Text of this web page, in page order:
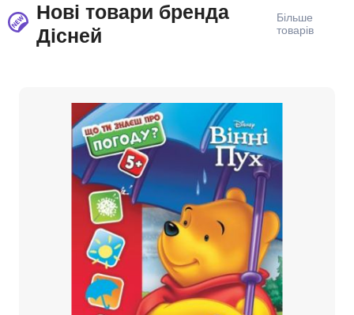
Нові товари бренда
Дісней